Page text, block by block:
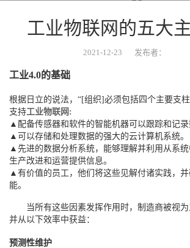
工业物联网的五大
2021-12-23 发布者：
工业4.0的基础
根据日立的说法，“[组织]必须包括四个主要支
支持工业物联网:
▲配备传感器和软件的智能机器可以跟踪和记录
▲可以存储和处理数据的强大的云计算机系统。
▲先进的数据分析系统，能够理解并利用从系
生产改进和运营提供信息。
▲有价值的员工，他们将这些见解付诸实践，
能。
当所有这些因素发挥作用时，制造商被视为
并从以下效率中获益：
预测性维护